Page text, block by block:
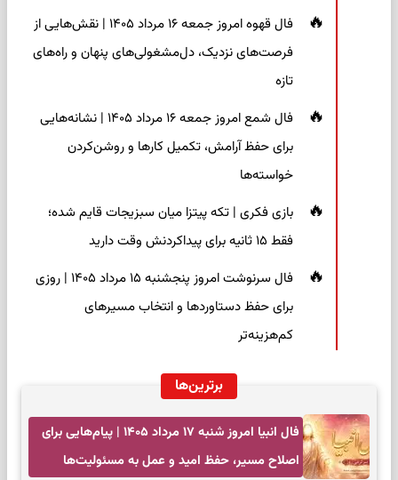
فال قهوه امروز جمعه ۱۶ مرداد ۱۴۰۵ | نقش‌هایی از
فرصت‌های نزدیک، دل‌مشغولی‌های پنهان و راه‌های
تازه
فال شمع امروز جمعه ۱۶ مرداد ۱۴۰۵ | نشانه‌هایی
برای حفظ آرامش، تکمیل کارها و روشن‌کردن
خواسته‌ها
بازی فکری | تکه پیتزا میان سبزیجات قایم شده؛
فقط ۱۵ ثانیه برای پیداکردنش وقت دارید
فال سرنوشت امروز پنجشنبه ۱۵ مرداد ۱۴۰۵ | روزی
برای حفظ دستاوردها و انتخاب مسیرهای
کم‌هزینه‌تر
برترین‌ها
فال انبیا امروز شنبه ۱۷ مرداد ۱۴۰۵ | پیام‌هایی برای
اصلاح مسیر، حفظ امید و عمل به مسئولیت‌ها